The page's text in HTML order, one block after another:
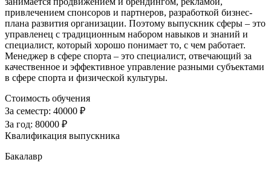
привлечением спонсоров и партнеров, разработкой бизнес-
плана развития организации. Поэтому выпускник сферы – это
управленец с традиционным набором навыков и знаний и
специалист, который хорошо понимает то, с чем работает.
Менеджер в сфере спорта – это специалист, отвечающий за
качественное и эффективное управление разными субъектами
в сфере спорта и физической культуры.
Стоимость обучения
За семестр: 40000 ₽
За год: 80000 ₽
Квалификация выпускника
Бакалавр